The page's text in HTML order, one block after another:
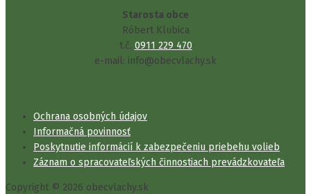
Starosta obce
Róbert Klubica
t.č. 0911 229 470
e-mail: info@obecvlachy.sk
Ochrana osobných údajov
Informačná povinnosť
Poskytnutie informácií k zabezpečeniu priebehu volieb
Záznam o spracovateľských činnostiach prevádzkovateľa
Copyright © 2026 obecvlachy.sk